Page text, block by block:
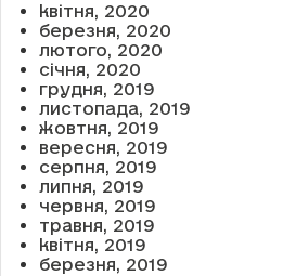
квітня, 2020
березня, 2020
лютого, 2020
січня, 2020
грудня, 2019
листопада, 2019
жовтня, 2019
вересня, 2019
серпня, 2019
липня, 2019
червня, 2019
травня, 2019
квітня, 2019
березня, 2019